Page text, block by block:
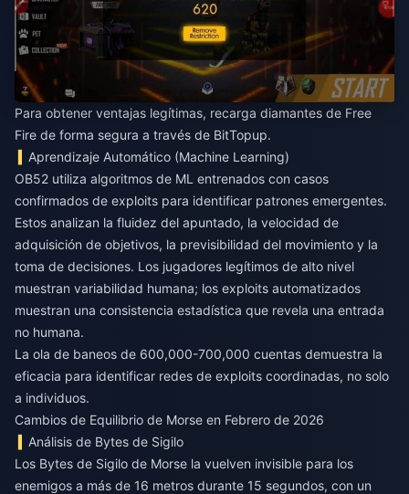
Para obtener ventajas legítimas, recarga diamantes de Free
Fire de forma segura a través de BitTopup.
Aprendizaje Automático (Machine Learning)
OB52 utiliza algoritmos de ML entrenados con casos
confirmados de exploits para identificar patrones emergentes.
Estos analizan la fluidez del apuntado, la velocidad de
adquisición de objetivos, la previsibilidad del movimiento y la
toma de decisiones. Los jugadores legítimos de alto nivel
muestran variabilidad humana; los exploits automatizados
muestran una consistencia estadística que revela una entrada
no humana.
La ola de baneos de 600,000-700,000 cuentas demuestra la
eficacia para identificar redes de exploits coordinadas, no solo
a individuos.
Cambios de Equilibrio de Morse en Febrero de 2026
Análisis de Bytes de Sigilo
Los Bytes de Sigilo de Morse la vuelven invisible para los
enemigos a más de 16 metros durante 15 segundos, con un